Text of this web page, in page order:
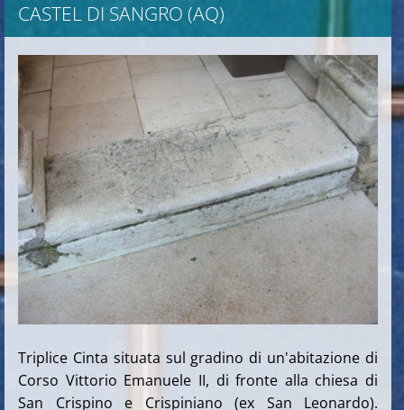
CASTEL DI SANGRO (AQ)
Triplice Cinta situata sul gradino di un'abitazione di
Corso Vittorio Emanuele II, di fronte alla chiesa di
San Crispino e Crispiniano (ex San Leonardo).